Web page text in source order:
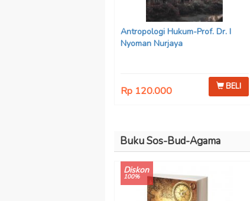
Antropologi Hukum-Prof. Dr. I
Nyoman Nurjaya
Rp 120.000 BELI
Buku Sos-Bud-Agama
Diskon
100%